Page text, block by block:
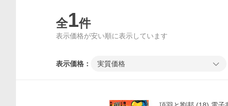
全1件
表示価格が安い順に表示しています
表示価格： 実質価格